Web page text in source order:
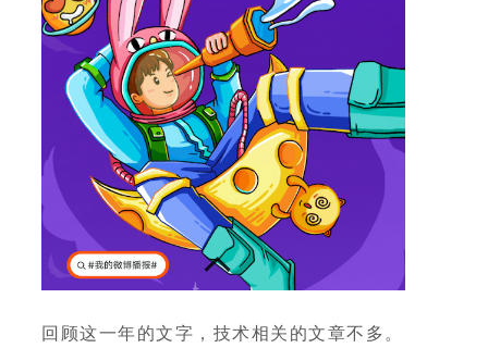
回顾这一年的文字，技术相关的文章不多。